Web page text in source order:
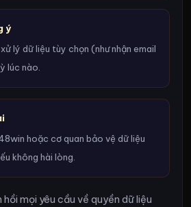
ý
lý dữ liệu tùy chọn (như nhận email
lúc nào.
hoặc cơ quan bảo vệ dữ liệu
không hài lòng.
mọi yêu cầu về quyền dữ liệu